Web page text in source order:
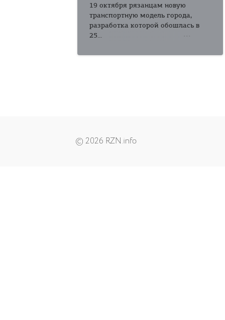
19 октября рязанцам новую
транспортную модель города,
разработка которой обошлась в
25...
© 2026 RZN.info